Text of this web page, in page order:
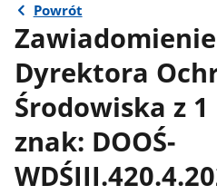
Powrót
Dyrektora
Środowiska z
znak: DOOŚ-